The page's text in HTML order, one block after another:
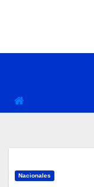
Nacionales